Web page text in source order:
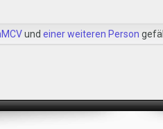
und einer weiteren Person